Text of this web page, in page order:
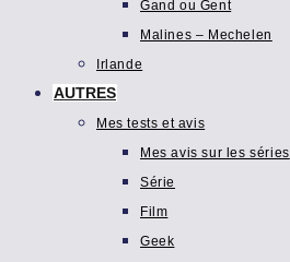
Gand ou Gent
Malines – Mechelen
Irlande
AUTRES
Mes tests et avis
Mes avis sur les séries
Série
Film
Geek